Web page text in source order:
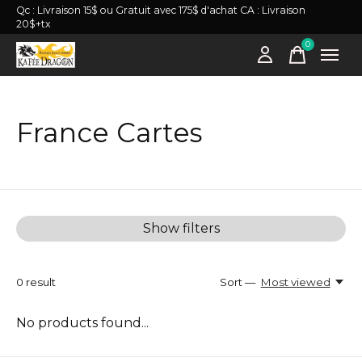
Qc : Livraison 15$ ou Gratuit avec 175$ d'achat CA : Livraison
20$+tx
0items
France Cartes
Show filters
0 result Sort — Most viewed
No products found...